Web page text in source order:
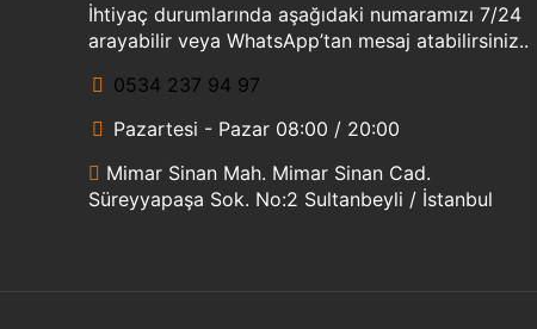
İhtiyaç durumlarında aşağıdaki numaramızı 7/24
arayabilir veya WhatsApp’tan mesaj atabilirsiniz..
0534 237 94 97
Pazartesi - Pazar 08:00 / 20:00
Mimar Sinan Mah. Mimar Sinan Cad.
Süreyyapaşa Sok. No:2 Sultanbeyli / İstanbul